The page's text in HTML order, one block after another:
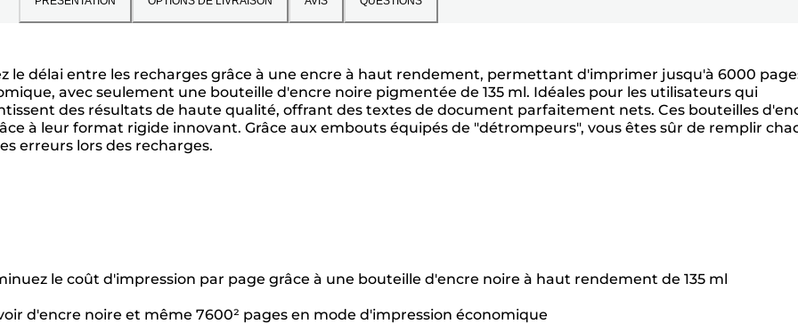
le délai entre les recharges grâce à une encre à haut rendement, permettant d'imprimer jusqu'à 6000
avec seulement une bouteille d'encre noire pigmentée de 135 ml. Idéales pour les utilisateurs qui
des résultats de haute qualité, offrant des textes de document parfaitement nets. Ces bouteilles
à leur format rigide innovant. Grâce aux embouts équipés de "détrompeurs", vous êtes sûr de remplir
erreurs lors des recharges.
le coût d'impression par page grâce à une bouteille d'encre noire à haut rendement de 135 ml
d'encre noire et même 7600² pages en mode d'impression économique